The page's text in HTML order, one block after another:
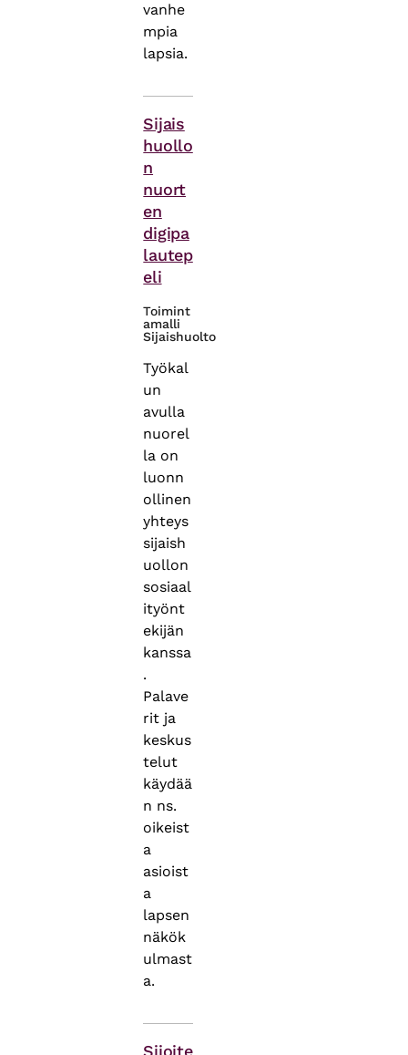
vanhe
mpia
lapsia.
Sijais
huollo
n
nuort
en
digipa
lautep
eli
Toimint
amalli
Sijaishuolto
Työkal
un
avulla
nuorel
la on
luonn
ollinen
yhteys
sijaish
uollon
sosiaal
ityönt
ekijän
kanssa
.
Palave
rit ja
keskus
telut
käydää
n ns.
oikeist
a
asioist
a
lapsen
näkök
ulmast
a.
Sijoite